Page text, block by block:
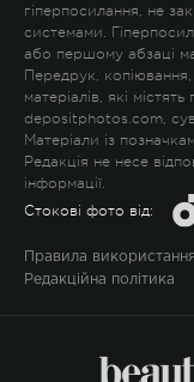
гіперпосилання, не
системами.
або першому абзаці
Передрук,
матеріалів, які
depositphotos.com,
Матеріали із
Редакція не несе
інформації.
Стокові фото від:
Правила
Редакційна політика